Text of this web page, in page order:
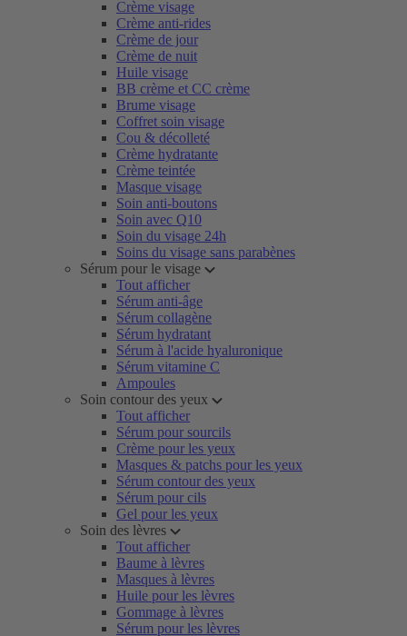
Crème visage
Crème anti-rides
Crème de jour
Crème de nuit
Huile visage
BB crème et CC crème
Brume visage
Coffret soin visage
Cou & décolleté
Crème hydratante
Crème teintée
Masque visage
Soin anti-boutons
Soin avec Q10
Soin du visage 24h
Soins du visage sans parabènes
Sérum pour le visage
Tout afficher
Sérum anti-âge
Sérum collagène
Sérum hydratant
Sérum à l'acide hyaluronique
Sérum vitamine C
Ampoules
Soin contour des yeux
Tout afficher
Sérum pour sourcils
Crème pour les yeux
Masques & patchs pour les yeux
Sérum contour des yeux
Sérum pour cils
Gel pour les yeux
Soin des lèvres
Tout afficher
Baume à lèvres
Masques à lèvres
Huile pour les lèvres
Gommage à lèvres
Sérum pour les lèvres